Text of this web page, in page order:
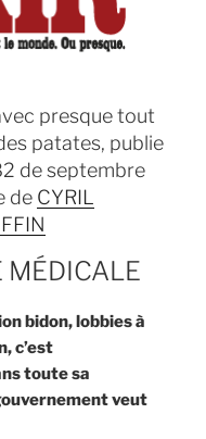
»
presque tout
patates, publie
de septembre
de CYRIL
MÉDICALE
bidon, lobbies à
c’est
toute sa
veut